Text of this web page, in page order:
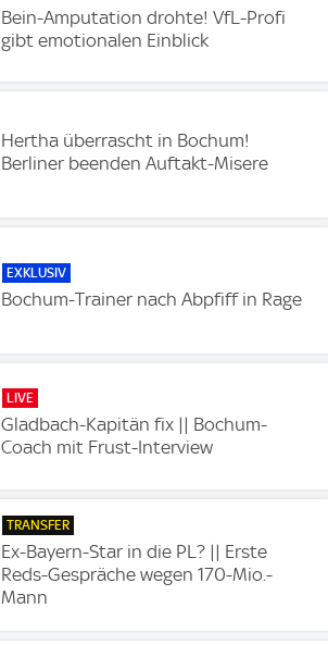
Bein-Amputation drohte! VfL-Profi
gibt emotionalen Einblick
Hertha überrascht in Bochum!
Berliner beenden Auftakt-Misere
EXKLUSIV
Bochum-Trainer nach Abpfiff in Rage
LIVE
Gladbach-Kapitän fix || Bochum-
Coach mit Frust-Interview
TRANSFER
Ex-Bayern-Star in die PL? || Erste
Reds-Gespräche wegen 170-Mio.-
Mann